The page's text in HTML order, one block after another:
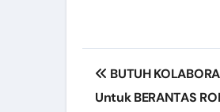
Post
navigation
BUTUH
Untuk BERANTAS